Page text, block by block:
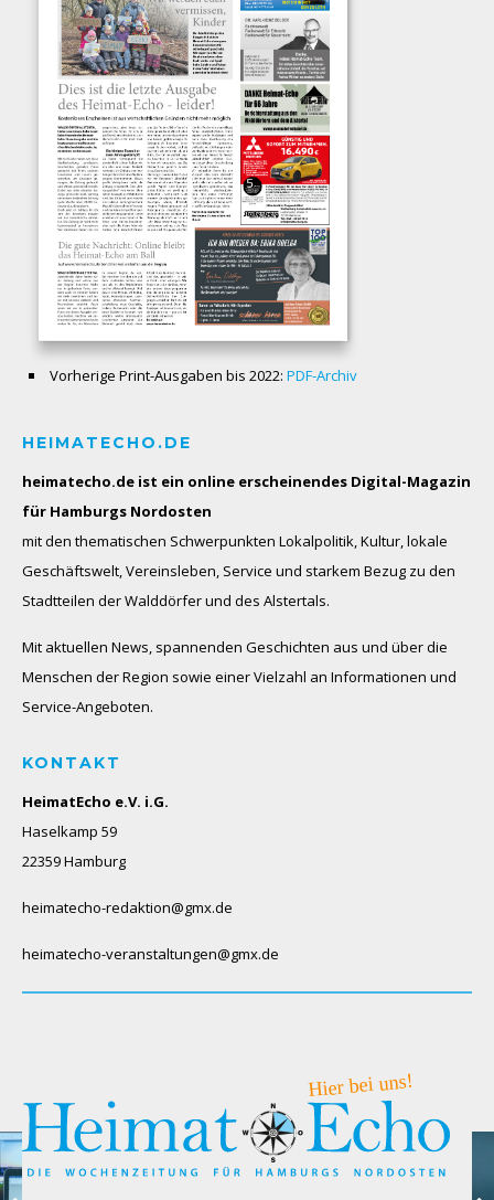
Vorherige Print-Ausgaben bis 2022: PDF-Archiv
HEIMATECHO.DE
heimatecho.de ist ein online erscheinendes Digital-Magazin
für Hamburgs Nordosten
mit den thematischen Schwerpunkten Lokalpolitik, Kultur, lokale
Geschäftswelt, Vereinsleben, Service und starkem Bezug zu den
Stadtteilen der Walddörfer und des Alstertals.
Mit aktuellen News, spannenden Geschichten aus und über die
Menschen der Region sowie einer Vielzahl an Informationen und
Service-Angeboten.
KONTAKT
HeimatEcho e.V. i.G.
Haselkamp 59
22359 Hamburg
heimatecho-redaktion@gmx.de
heimatecho-veranstaltungen@gmx.de